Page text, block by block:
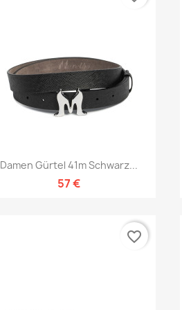
Vorschau
Damen Gürtel 41m Schwarz...
57 €
favorite_border